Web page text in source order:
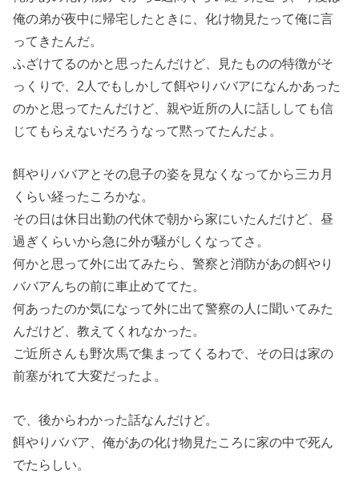
俺の弟が夜中に帰宅したときに、化け物見たって俺に言
ってきたんだ。
ふざけてるのかと思ったんだけど、見たものの特徴がそ
っくりで、2人でもしかして餌やりババアになんかあった
のかと思ってたんだけど、親や近所の人に話ししても信
じてもらえないだろうなって黙ってたんだよ。
餌やりババアとその息子の姿を見なくなってから三カ月
くらい経ったころかな。
その日は休日出勤の代休で朝から家にいたんだけど、昼
過ぎくらいから急に外が騒がしくなってさ。
何かと思って外に出てみたら、警察と消防があの餌やり
ババアんちの前に車止めててた。
何あったのか気になって外に出て警察の人に聞いてみた
んだけど、教えてくれなかった。
ご近所さんも野次馬で集まってくるわで、その日は家の
前塞がれて大変だったよ。
で、後からわかった話なんだけど。
餌やりババア、俺があの化け物見たころに家の中で死ん
でたらしい。